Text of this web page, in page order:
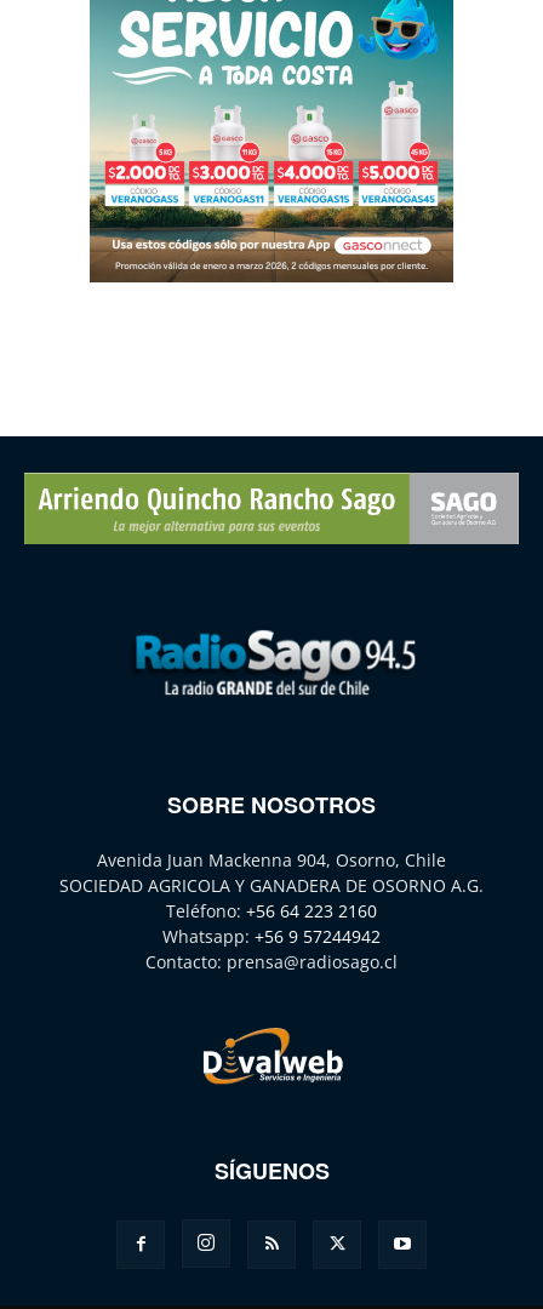
SOBRE NOSOTROS
Avenida Juan Mackenna 904, Osorno, Chile
SOCIEDAD AGRICOLA Y GANADERA DE OSORNO A.G.
Teléfono: +56 64 223 2160
Whatsapp: +56 9 57244942
Contacto: prensa@radiosago.cl
SÍGUENOS